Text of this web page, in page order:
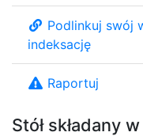
Stół składany
Podlinkuj swój
indeksację
Raportuj